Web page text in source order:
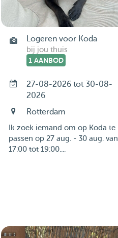
Logeren voor Koda
bij jou thuis
1 AANBOD
27-08-2026 tot 30-08-
2026
Rotterdam
Ik zoek iemand om op Koda te
passen op 27 aug. - 30 aug. van
17:00 tot 19:00....